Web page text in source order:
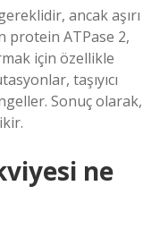
ancak aşırı
protein ATPase 2,
için özellikle
taşıyıcı
Sonuç olarak,
ne